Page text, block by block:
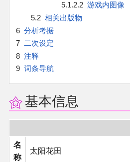
5.1.2.2 游戏内图像
5.2 相关出版物
6 分析考据
7 二次设定
8 注释
9 词条导航
基本信息
名
称
太阳花田
公式资料
游戏攻略
东方相关活动
其他相关项目
二次创作与活动
展会及活动导航